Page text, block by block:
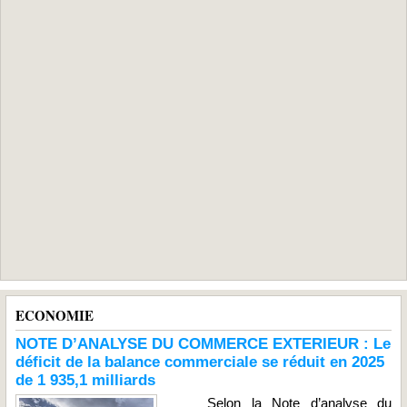
ECONOMIE
NOTE D’ANALYSE DU COMMERCE EXTERIEUR : Le
déficit de la balance commerciale se réduit en 2025
de 1 935,1 milliards
Selon la Note d’analyse du